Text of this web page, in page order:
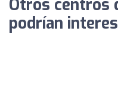
Otros centros
podrían